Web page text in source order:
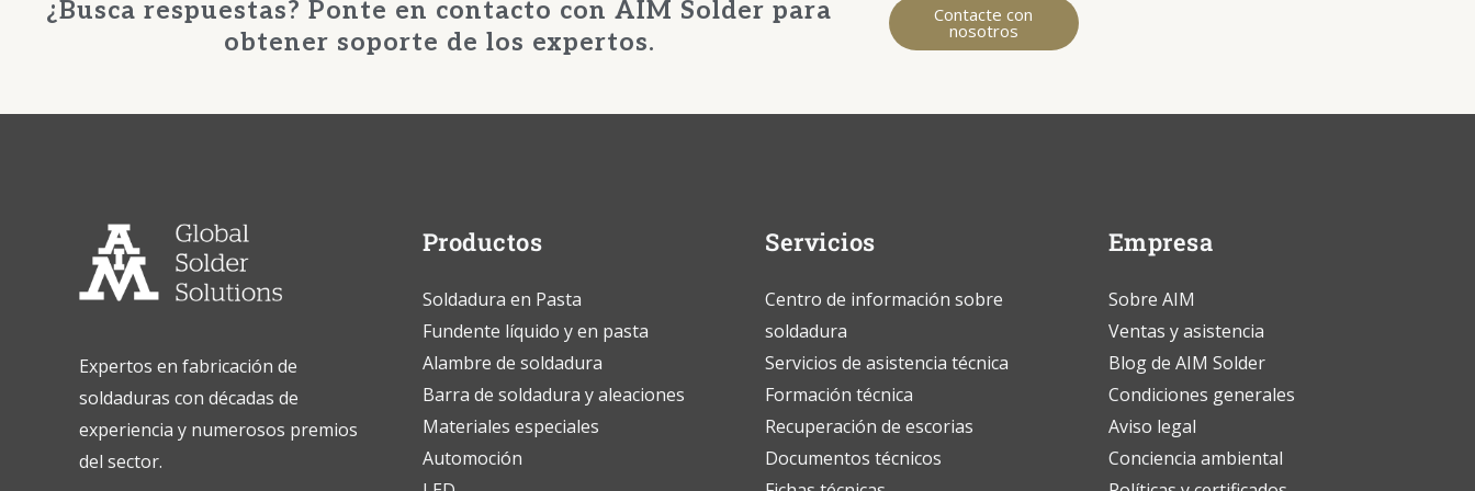
¿Busca respuestas? Ponte en contacto con AIM Solder para
obtener soporte de los expertos.
Contacte con
nosotros
Expertos en fabricación de
soldaduras con décadas de
experiencia y numerosos premios
del sector.
Productos
Soldadura en Pasta
Fundente líquido y en pasta
Alambre de soldadura
Barra de soldadura y aleaciones
Materiales especiales
Automoción
Servicios
Centro de información sobre
soldadura
Servicios de asistencia técnica
Formación técnica
Recuperación de escorias
Documentos técnicos
Empresa
Sobre AIM
Ventas y asistencia
Blog de AIM Solder
Condiciones generales
Aviso legal
Conciencia ambiental